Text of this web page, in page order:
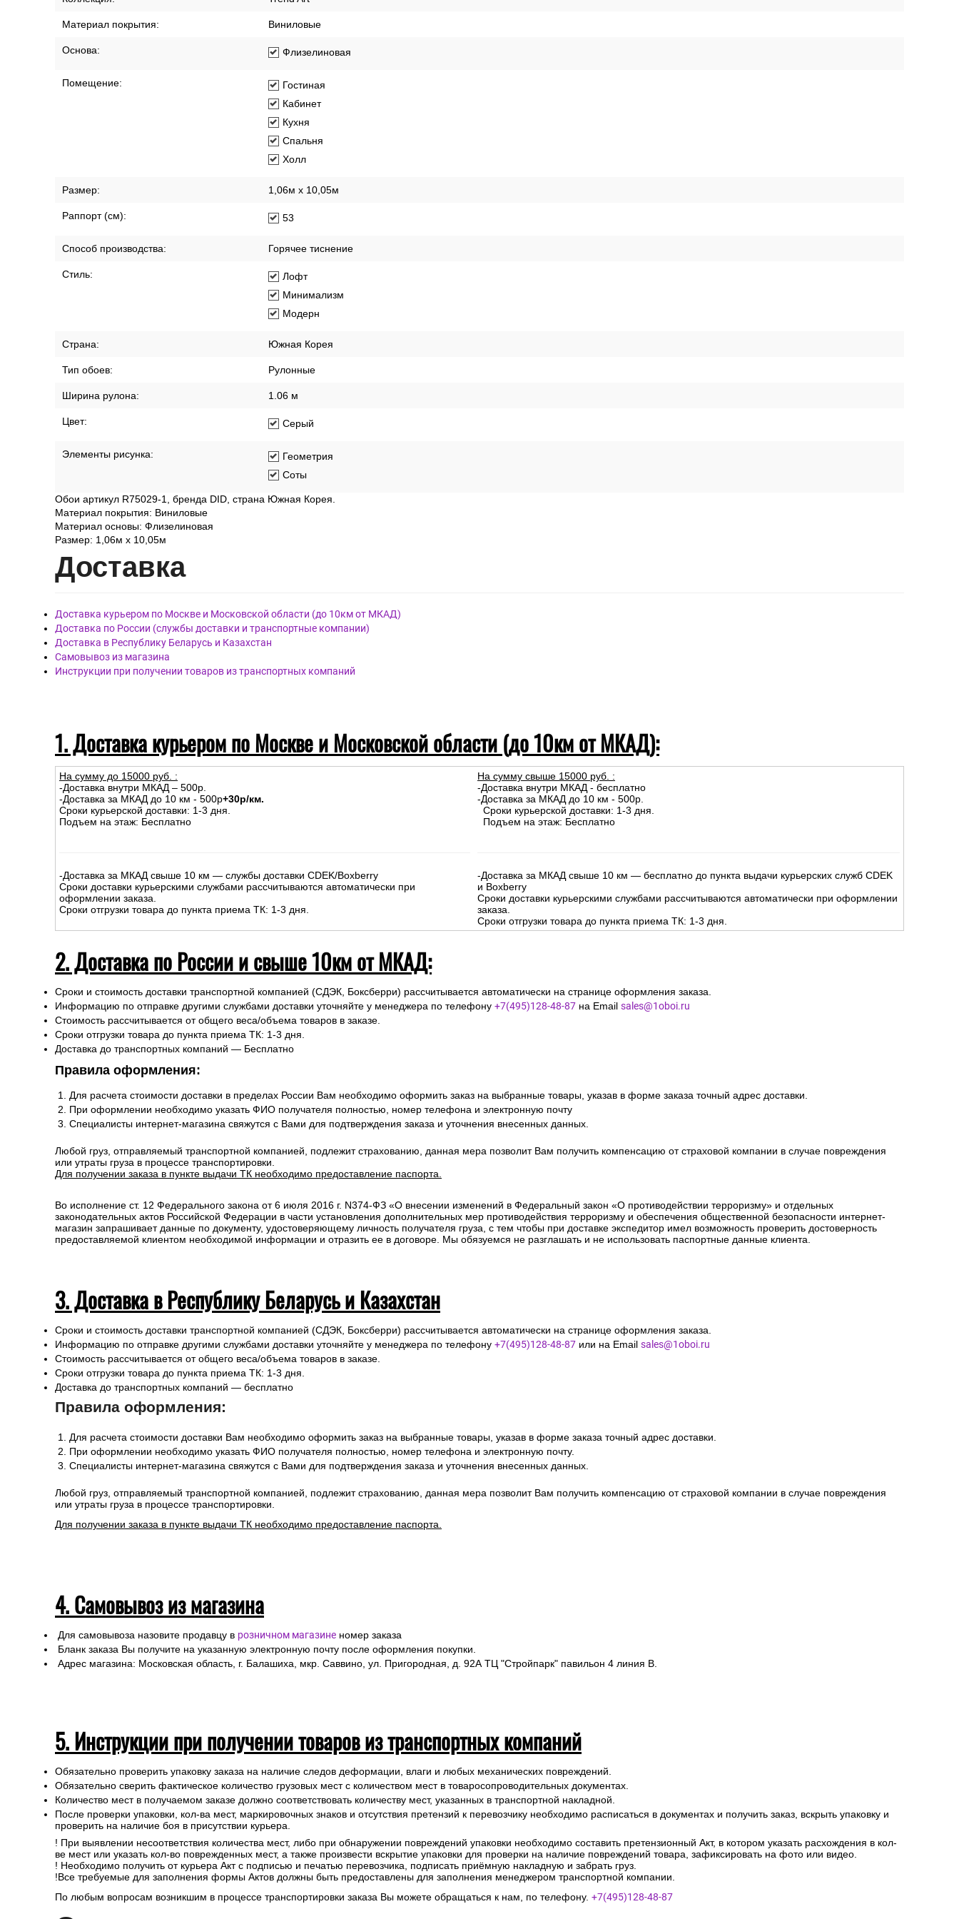
Материал покрытия: Виниловые
Основа: Флизелиновая
Помещение:
Гостиная
Кабинет
Кухня
Спальня
Холл
Размер: 1,06м х 10,05м
Раппорт (см): 53
Способ производства: Горячее тиснение
Стиль:
Лофт
Минимализм
Модерн
Страна: Южная Корея
Тип обоев: Рулонные
Ширина рулона: 1.06 м
Цвет: Серый
Элементы рисунка:
Геометрия
Соты
Обои артикул R75029-1, бренда DID, страна Южная Корея.
Материал покрытия: Виниловые
Материал основы: Флизелиновая
Размер: 1,06м х 10,05м
Доставка
Доставка курьером по Москве и Московской области (до 10км от МКАД)
Доставка по России (службы доставки и транспортные компании)
Доставка в Республику Беларусь и Казахстан
Самовывоз из магазина
Инструкции при получении товаров из транспортных компаний
1. Доставка курьером по Москве и Московской области (до 10км от МКАД):
На сумму до 15000 руб. :
-Доставка внутри МКАД – 500р.
-Доставка за МКАД до 10 км - 500р+30р/км.
Сроки курьерской доставки: 1-3 дня.
Подъем на этаж: Бесплатно
-Доставка за МКАД свыше 10 км — службы доставки CDEK/Boxberry
Сроки доставки курьерскими службами рассчитываются автоматически при
оформлении заказа.
Сроки отгрузки товара до пункта приема ТК: 1-3 дня.
На сумму свыше 15000 руб. :
-Доставка внутри МКАД - бесплатно
-Доставка за МКАД до 10 км - 500р.
Сроки курьерской доставки: 1-3 дня.
Подъем на этаж: Бесплатно
-Доставка за МКАД свыше 10 км — бесплатно до пункта выдачи курьерских служб CDEK
и Boxberry
Сроки доставки курьерскими службами рассчитываются автоматически при оформлении
заказа.
Сроки отгрузки товара до пункта приема ТК: 1-3 дня.
2. Доставка по России и свыше 10км от МКАД:
Сроки и стоимость доставки транспортной компанией (СДЭК, Боксберри) рассчитывается автоматически на странице оформления заказа.
Информацию по отправке другими службами доставки уточняйте у менеджера по телефону +7(495)128-48-87 на Email sales@1oboi.ru
Стоимость рассчитывается от общего веса/объема товаров в заказе.
Сроки отгрузки товара до пункта приема ТК: 1-3 дня.
Доставка до транспортных компаний — Бесплатно
Правила оформления:
Для расчета стоимости доставки в пределах России Вам необходимо оформить заказ на выбранные товары, указав в форме заказа точный адрес доставки.
При оформлении необходимо указать ФИО получателя полностью, номер телефона и электронную почту
Специалисты интернет-магазина свяжутся с Вами для подтверждения заказа и уточнения внесенных данных.
Любой груз, отправляемый транспортной компанией, подлежит страхованию, данная мера позволит Вам получить компенсацию от страховой компании в случае повреждения
или утраты груза в процессе транспортировки.
Для получении заказа в пункте выдачи ТК необходимо предоставление паспорта.
Во исполнение ст. 12 Федерального закона от 6 июля 2016 г. N374-ФЗ «О внесении изменений в Федеральный закон «О противодействии терроризму» и отдельных
законодательных актов Российской Федерации в части установления дополнительных мер противодействия терроризму и обеспечения общественной безопасности интернет-
магазин запрашивает данные по документу, удостоверяющему личность получателя груза, с тем чтобы при доставке экспедитор имел возможность проверить достоверность
предоставляемой клиентом необходимой информации и отразить ее в договоре. Мы обязуемся не разглашать и не использовать паспортные данные клиента.
3. Доставка в Республику Беларусь и Казахстан
Сроки и стоимость доставки транспортной компанией (СДЭК, Боксберри) рассчитывается автоматически на странице оформления заказа.
Информацию по отправке другими службами доставки уточняйте у менеджера по телефону +7(495)128-48-87 или на Email sales@1oboi.ru
Стоимость рассчитывается от общего веса/объема товаров в заказе.
Сроки отгрузки товара до пункта приема ТК: 1-3 дня.
Доставка до транспортных компаний — бесплатно
Правила оформления:
Для расчета стоимости доставки Вам необходимо оформить заказ на выбранные товары, указав в форме заказа точный адрес доставки.
При оформлении необходимо указать ФИО получателя полностью, номер телефона и электронную почту.
Специалисты интернет-магазина свяжутся с Вами для подтверждения заказа и уточнения внесенных данных.
Любой груз, отправляемый транспортной компанией, подлежит страхованию, данная мера позволит Вам получить компенсацию от страховой компании в случае повреждения
или утраты груза в процессе транспортировки.
Для получении заказа в пункте выдачи ТК необходимо предоставление паспорта.
4. Самовывоз из магазина
Для самовывоза назовите продавцу в розничном магазине номер заказа
Бланк заказа Вы получите на указанную электронную почту после оформления покупки.
Адрес магазина: Московская область, г. Балашиха, мкр. Саввино, ул. Пригородная, д. 92А ТЦ "Стройпарк" павильон 4 линия В.
5. Инструкции при получении товаров из транспортных компаний
Обязательно проверить упаковку заказа на наличие следов деформации, влаги и любых механических повреждений.
Обязательно сверить фактическое количество грузовых мест с количеством мест в товаросопроводительных документах.
Количество мест в получаемом заказе должно соответствовать количеству мест, указанных в транспортной накладной.
После проверки упаковки, кол-ва мест, маркировочных знаков и отсутствия претензий к перевозчику необходимо расписаться в документах и получить заказ, вскрыть упаковку и
проверить на наличие боя в присутствии курьера.
! При выявлении несоответствия количества мест, либо при обнаружении повреждений упаковки необходимо составить претензионный Акт, в котором указать расхождения в кол-
ве мест или указать кол-во поврежденных мест, а также произвести вскрытие упаковки для проверки на наличие повреждений товара, зафиксировать на фото или видео.
! Необходимо получить от курьера Акт с подписью и печатью перевозчика, подписать приёмную накладную и забрать груз.
!Все требуемые для заполнения формы Актов должны быть предоставлены для заполнения менеджером транспортной компании.
По любым вопросам возникшим в процессе транспортировки заказа Вы можете обращаться к нам, по телефону. +7(495)128-48-87